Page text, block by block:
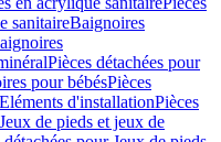
sanitaireBaignoires
Pièces détachées pour
pour bébésPièces
Eléments d'installationPièces
Jeux de pieds et jeux de